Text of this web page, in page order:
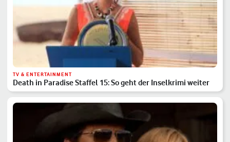
TV & ENTERTAINMENT
Death in Paradise Staffel 15: So geht der Inselkrimi weiter